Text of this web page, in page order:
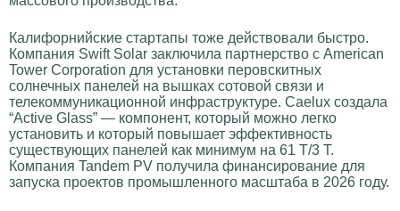
Калифорнийские стартапы тоже действовали быстро.
Компания Swift Solar заключила партнерство с American
Tower Corporation для установки перовскитных
солнечных панелей на вышках сотовой связи и
телекоммуникационной инфраструктуре. Caelux создала
“Active Glass” — компонент, который можно легко
установить и который повышает эффективность
существующих панелей как минимум на 61 Т/3 Т.
Компания Tandem PV получила финансирование для
запуска проектов промышленного масштаба в 2026 году.